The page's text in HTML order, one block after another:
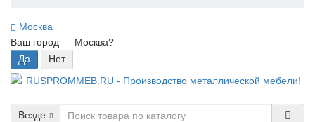
Москва
Ваш город — Москва?
Везде